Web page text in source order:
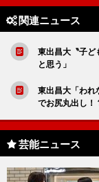
関連ニュース
東出昌大〝子
と思う」
東出昌大「わ
でお尻丸出し！
芸能ニュース